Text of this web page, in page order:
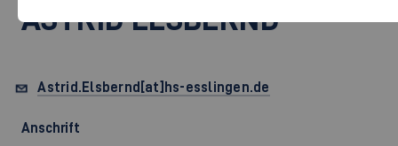
ASTRID ELSBERND
Astrid.Elsbernd[at]hs-esslingen.de
Anschrift